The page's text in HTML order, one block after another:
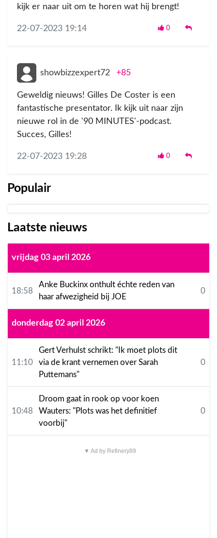
kijk er naar uit om te horen wat hij brengt!
22-07-2023 19:14 0
showbizzexpert72 +85
Geweldig nieuws! Gilles De Coster is een
fantastische presentator. Ik kijk uit naar zijn
nieuwe rol in de '90 MINUTES'-podcast.
Succes, Gilles!
22-07-2023 19:28 0
Populair
Laatste nieuws
vrijdag 03 april 2026
18:58
Anke Buckinx onthult échte reden van
haar afwezigheid bij JOE
0
donderdag 02 april 2026
11:10
Gert Verhulst schrikt: "Ik moet plots dit
via de krant vernemen over Sarah
Puttemans"
0
10:48
Droom gaat in rook op voor koen
Wauters: "Plots was het definitief
voorbij"
0
▼ Ad by Refinery89